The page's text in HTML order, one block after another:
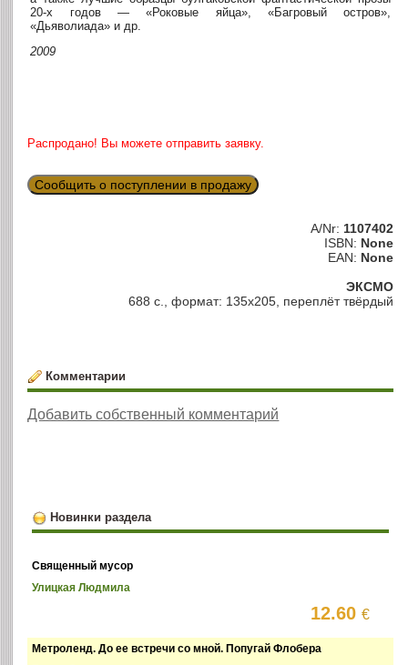
20-х годов — «Роковые яйца», «Багровый остров»,
«Дьяволиада» и др.
2009
Распродано! Вы можете отправить заявку.
Сообщить о поступлении в продажу
A/Nr: 1107402
ISBN: None
EAN: None
ЭКСМО
688 с., формат: 135х205, переплёт твёрдый
Комментарии
Добавить собственный комментарий
Новинки раздела
Священный мусор
Улицкая Людмила
12.60€
Метроленд. До ее встречи со мной. Попугай Флобера